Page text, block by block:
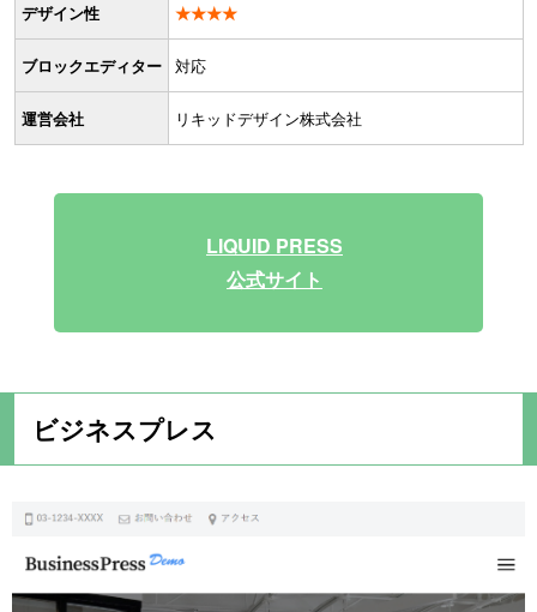
デザイン性 ★★★★
ブロックエディター 対応
運営会社 リキッドデザイン株式会社
LIQUID PRESS
公式サイト
ビジネスプレス